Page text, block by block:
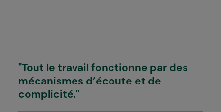
"Tout le travail fonctionne par des
mécanismes d’écoute et de
complicité."